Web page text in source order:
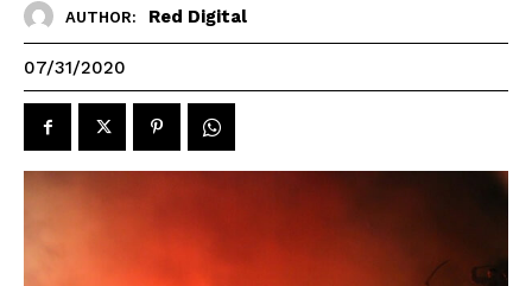
AUTHOR: Red Digital
07/31/2020